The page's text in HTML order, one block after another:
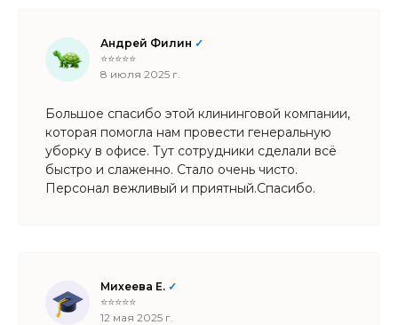
Андрей Филин ✓
⭐⭐⭐⭐⭐
8 июля 2025 г.
Большое спасибо этой клининговой компании,
которая помогла нам провести генеральную
уборку в офисе. Тут сотрудники сделали всё
быстро и слаженно. Стало очень чисто.
Персонал вежливый и приятный.Спасибо.
Михеева Е. ✓
⭐⭐⭐⭐⭐
12 мая 2025 г.